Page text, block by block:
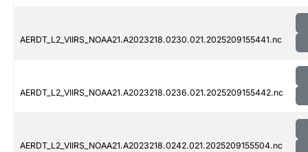
AERDT_L2_VIIRS_NOAA21.A2023218.0230.021.2025209155441.nc
AERDT_L2_VIIRS_NOAA21.A2023218.0236.021.2025209155442.nc
AERDT_L2_VIIRS_NOAA21.A2023218.0242.021.2025209155504.nc